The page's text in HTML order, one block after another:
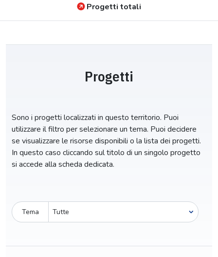
Progetti totali
Progetti
Sono i progetti localizzati in questo territorio. Puoi
utilizzare il filtro per selezionare un tema. Puoi decidere
se visualizzare le risorse disponibili o la lista dei progetti.
In questo caso cliccando sul titolo di un singolo progetto
si accede alla scheda dedicata.
Tema